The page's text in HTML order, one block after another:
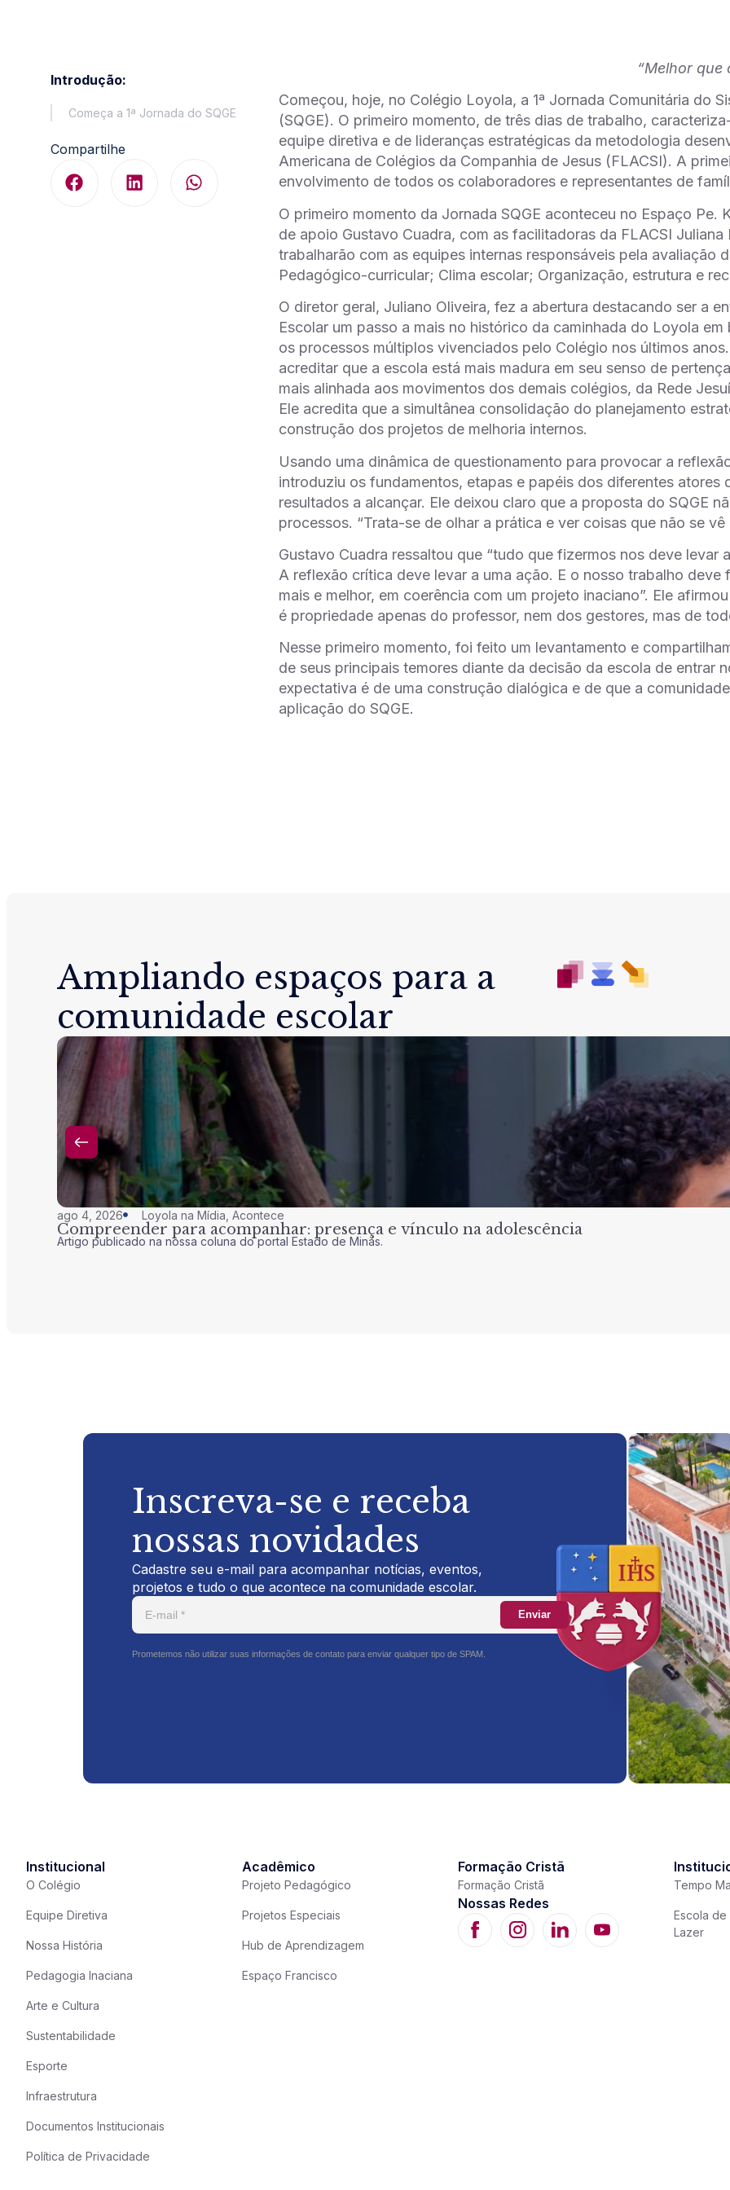
Introdução:
Começa a 1ª Jornada do SQGE
Compartilhe
“Melhor que
Começou, hoje, no Colégio Loyola, a 1ª Jornada Comunitária do
(SQGE). O primeiro momento, de três dias de trabalho,
equipe diretiva e de lideranças estratégicas da metodologia
Americana de Colégios da Companhia de Jesus (FLACSI). A
envolvimento de todos os colaboradores e representantes de
O primeiro momento da Jornada SQGE aconteceu no Espaço
de apoio Gustavo Cuadra, com as facilitadoras da FLACSI Juliana
trabalharão com as equipes internas responsáveis pela avaliação
Pedagógico-curricular; Clima escolar; Organização, estrutura e
O diretor geral, Juliano Oliveira, fez a abertura destacando ser a
Escolar um passo a mais no histórico da caminhada do Loyola
os processos múltiplos vivenciados pelo Colégio nos últimos
acreditar que a escola está mais madura em seu senso de
mais alinhada aos movimentos dos demais colégios, da Rede
Ele acredita que a simultânea consolidação do planejamento
construção dos projetos de melhoria internos.
Usando uma dinâmica de questionamento para provocar a
introduziu os fundamentos, etapas e papéis dos diferentes
resultados a alcançar. Ele deixou claro que a proposta do SQGE
processos. “Trata-se de olhar a prática e ver coisas que não se vê
Gustavo Cuadra ressaltou que “tudo que fizermos nos deve levar
A reflexão crítica deve levar a uma ação. E o nosso trabalho deve
mais e melhor, em coerência com um projeto inaciano”. Ele
é propriedade apenas do professor, nem dos gestores, mas de
Nesse primeiro momento, foi feito um levantamento e
de seus principais temores diante da decisão da escola de entrar
expectativa é de uma construção dialógica e de que a
aplicação do SQGE.
Ampliando espaços para a
comunidade escolar
ago 4, 2026 Loyola na Mídia Acontece
Compreender para acompanhar: presença e vínculo na adolescência
Artigo publicado na nossa coluna do portal Estado de Minas.
Inscreva-se e receba
nossas novidades
Cadastre seu e-mail para acompanhar notícias, eventos,
projetos e tudo o que acontece na comunidade escolar.
Enviar
Prometemos não utilizar suas informações de contato para enviar qualquer tipo de SPAM.
Institucional
O Colégio
Equipe Diretiva
Nossa História
Pedagogia Inaciana
Arte e Cultura
Sustentabilidade
Esporte
Infraestrutura
Documentos Institucionais
Política de Privacidade
Acadêmico
Projeto Pedagógico
Projetos Especiais
Hub de Aprendizagem
Espaço Francisco
Formação Cristã
Formação Cristã
Nossas Redes
Tempo
Escola de
Lazer